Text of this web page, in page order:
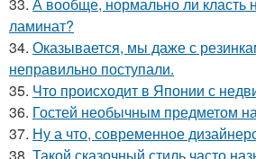
ламинат?
34. Оказывается, мы даже с
неправильно поступали.
35. Что происходит в Японии с
36. Гостей необычным предметом
37. Ну а что, современное